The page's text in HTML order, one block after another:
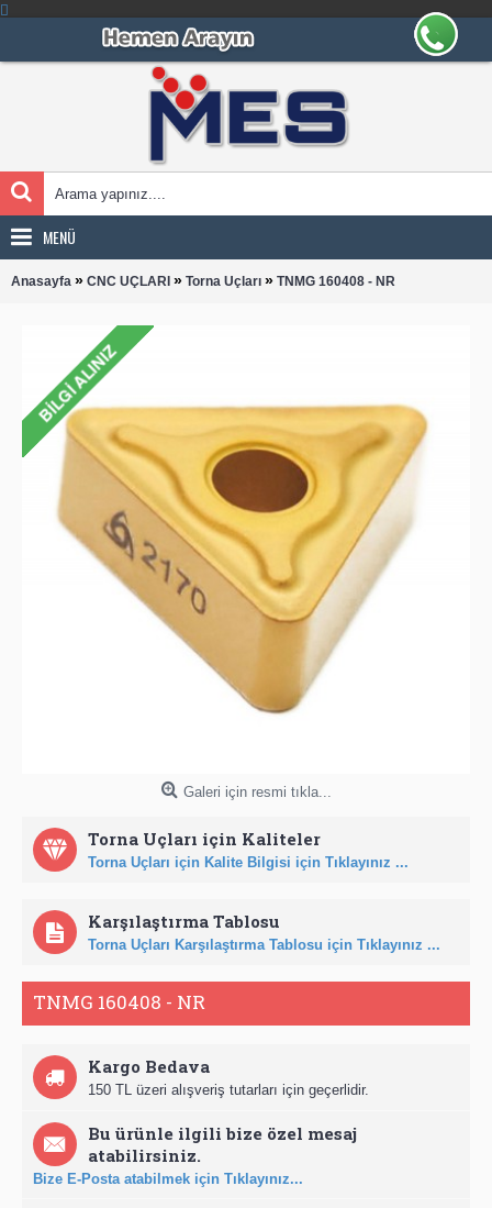
MENÜ
Anasayfa » CNC UÇLARI » Torna Uçları » TNMG 160408 - NR
Galeri için resmi tıkla...
Torna Uçları için Kaliteler
Torna Uçları için Kalite Bilgisi için Tıklayınız ...
Karşılaştırma Tablosu
Torna Uçları Karşılaştırma Tablosu için Tıklayınız ...
TNMG 160408 - NR
Kargo Bedava
150 TL üzeri alışveriş tutarları için geçerlidir.
Bu ürünle ilgili bize özel mesaj
atabilirsiniz.
Bize E-Posta atabilmek için Tıklayınız...